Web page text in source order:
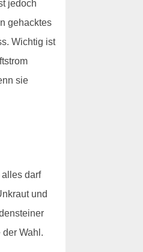
jedoch
gehacktes
Wichtig ist
sie
darf
und
Wahl.